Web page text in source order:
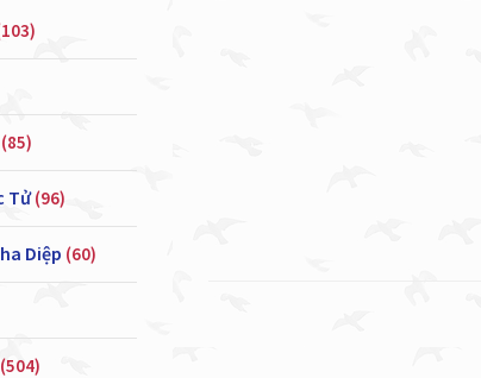
(85)
Tử(96)
Diệp (60)
(504)